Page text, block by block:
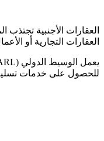
العقارات الأجنبية
العقارات التجارية أو
للحصول على خدمات تسليم